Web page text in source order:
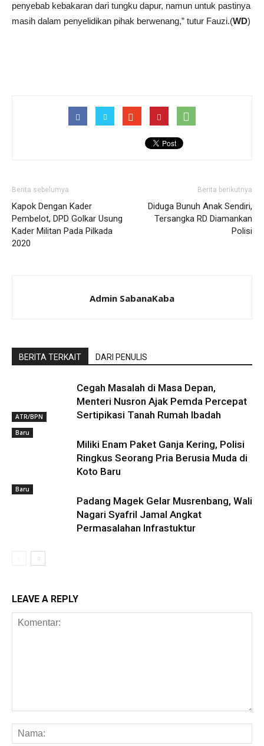
penyebab kebakaran dari tungku dapur, namun untuk pastinya
masih dalam penyelidikan pihak berwenang,” tutur Fauzi.(WD)
Berita sebelumya
Kapok Dengan Kader
Pembelot, DPD Golkar Usung
Kader Militan Pada Pilkada
2020
Berita berikutnya
Diduga Bunuh Anak Sendiri,
Tersangka RD Diamankan
Polisi
Admin SabanaKaba
BERITA TERKAIT DARI PENULIS
ATR/BPN
Cegah Masalah di Masa Depan,
Menteri Nusron Ajak Pemda Percepat
Sertipikasi Tanah Rumah Ibadah
Baru
Miliki Enam Paket Ganja Kering, Polisi
Ringkus Seorang Pria Berusia Muda di
Koto Baru
Baru
Padang Magek Gelar Musrenbang, Wali
Nagari Syafril Jamal Angkat
Permasalahan Infrastuktur
LEAVE A REPLY